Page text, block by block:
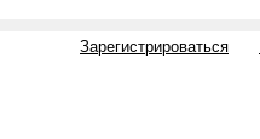
Зарегистрироваться